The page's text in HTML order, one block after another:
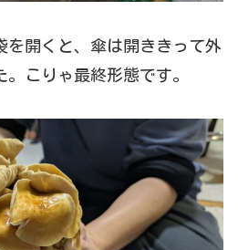
を開くと、傘は開ききって外
こりゃ最終形態です。